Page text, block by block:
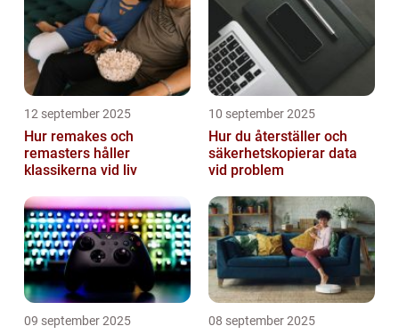
12 september 2025
Hur remakes och
remasters håller
klassikerna vid liv
10 september 2025
Hur du återställer och
säkerhetskopierar data
vid problem
09 september 2025 08 september 2025